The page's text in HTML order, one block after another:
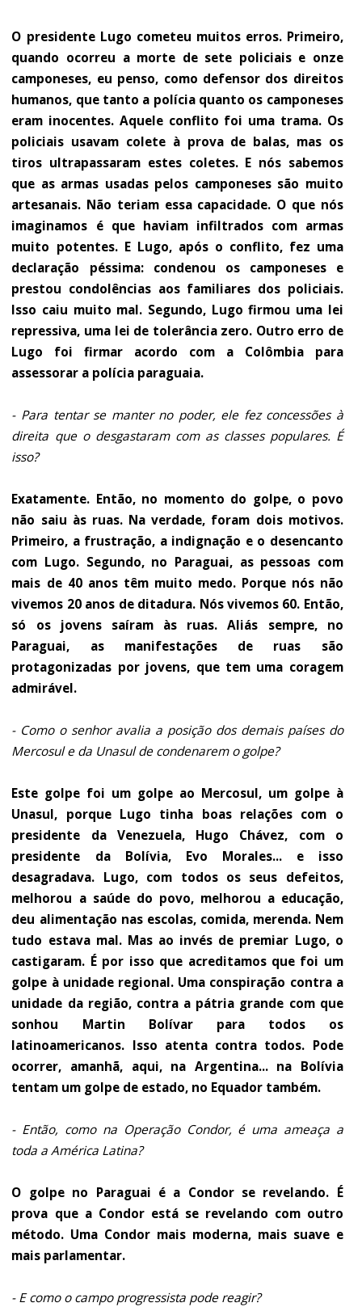
O presidente Lugo cometeu muitos erros. Primeiro,
quando ocorreu a morte de sete policiais e onze
camponeses, eu penso, como defensor dos direitos
humanos, que tanto a polícia quanto os camponeses
eram inocentes. Aquele conflito foi uma trama. Os
policiais usavam colete à prova de balas, mas os
tiros ultrapassaram estes coletes. E nós sabemos
que as armas usadas pelos camponeses são muito
artesanais. Não teriam essa capacidade. O que nós
imaginamos é que haviam infiltrados com armas
muito potentes. E Lugo, após o conflito, fez uma
declaração péssima: condenou os camponeses e
prestou condolências aos familiares dos policiais.
Isso caiu muito mal. Segundo, Lugo firmou uma lei
repressiva, uma lei de tolerância zero. Outro erro de
Lugo foi firmar acordo com a Colômbia para
assessorar a polícia paraguaia.
- Para tentar se manter no poder, ele fez concessões à
direita que o desgastaram com as classes populares. É
isso?
Exatamente. Então, no momento do golpe, o povo
não saiu às ruas. Na verdade, foram dois motivos.
Primeiro, a frustração, a indignação e o desencanto
com Lugo. Segundo, no Paraguai, as pessoas com
mais de 40 anos têm muito medo. Porque nós não
vivemos 20 anos de ditadura. Nós vivemos 60. Então,
só os jovens saíram às ruas. Aliás sempre, no
Paraguai, as manifestações de ruas são
protagonizadas por jovens, que tem uma coragem
admirável.
- Como o senhor avalia a posição dos demais países do
Mercosul e da Unasul de condenarem o golpe?
Este golpe foi um golpe ao Mercosul, um golpe à
Unasul, porque Lugo tinha boas relações com o
presidente da Venezuela, Hugo Chávez, com o
presidente da Bolívia, Evo Morales... e isso
desagradava. Lugo, com todos os seus defeitos,
melhorou a saúde do povo, melhorou a educação,
deu alimentação nas escolas, comida, merenda. Nem
tudo estava mal. Mas ao invés de premiar Lugo, o
castigaram. É por isso que acreditamos que foi um
golpe à unidade regional. Uma conspiração contra a
unidade da região, contra a pátria grande com que
sonhou Martin Bolívar para todos os
latinoamericanos. Isso atenta contra todos. Pode
ocorrer, amanhã, aqui, na Argentina... na Bolívia
tentam um golpe de estado, no Equador também.
- Então, como na Operação Condor, é uma ameaça a
toda a América Latina?
O golpe no Paraguai é a Condor se revelando. É
prova que a Condor está se revelando com outro
método. Uma Condor mais moderna, mais suave e
mais parlamentar.
- E como o campo progressista pode reagir?